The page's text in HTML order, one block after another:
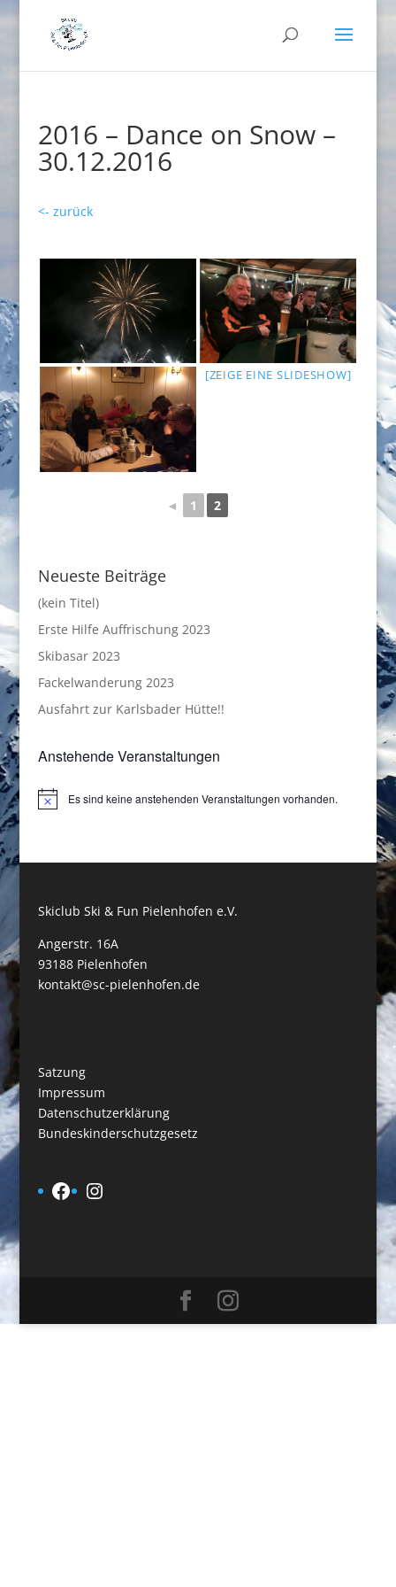
2016 – Dance on Snow –
30.12.2016
<- zurück
[ZEIGE EINE SLIDESHOW]
◄ 1 2
Neueste Beiträge
(kein Titel)
Erste Hilfe Auffrischung 2023
Skibasar 2023
Fackelwanderung 2023
Ausfahrt zur Karlsbader Hütte!!
Anstehende Veranstaltungen
HinweisEs sind keine anstehenden Veranstaltungen vorhanden.
Skiclub Ski & Fun Pielenhofen e.V.
Angerstr. 16A
93188 Pielenhofen
kontakt@sc-pielenhofen.de
Satzung
Impressum
Datenschutzerklärung
Bundeskinderschutzgesetz
Facebook
Instagram